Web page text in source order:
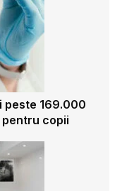
peste 169.000
copii